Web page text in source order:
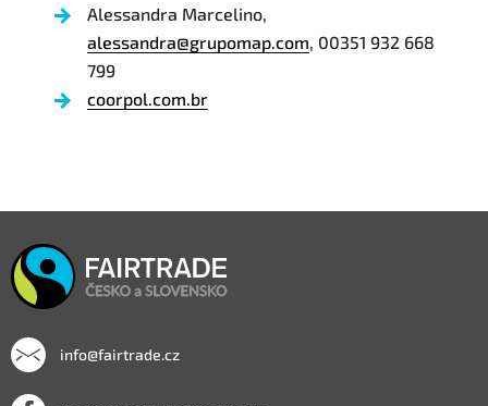
Alessandra Marcelino,
alessandra@grupomap.com, 00351 932 668
799
coorpol.com.br
info@fairtrade.cz